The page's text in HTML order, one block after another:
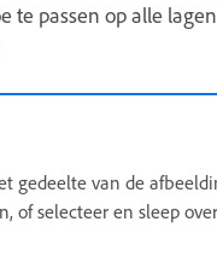
te passen op alle
gedeelte van de
of selecteer en sleep